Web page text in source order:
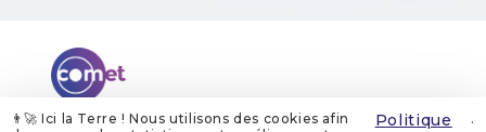
👨‍🚀 Ici la Terre ! Nous utilisons des cookies afin
Politique
.
d'Ariane